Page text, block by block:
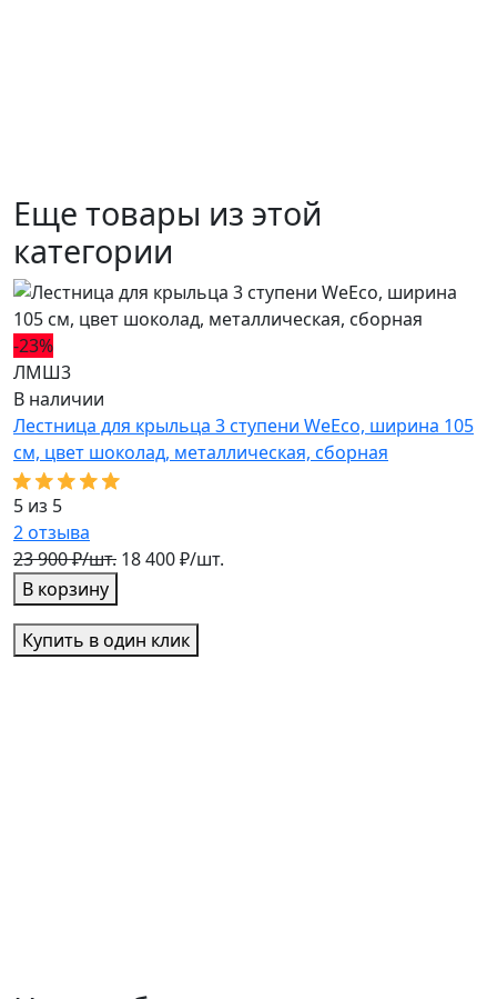
Еще товары из этой
категории
-23%
ЛМШ3
В наличии
Лестница для крыльца 3 ступени WeEco, ширина 105
см, цвет шоколад, металлическая, cборная
5 из 5
2отзыва
23 900 ₽/шт. 18 400 ₽/шт.
В корзину
Купить в один клик